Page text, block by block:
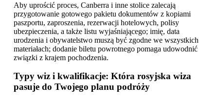
Aby uprościć proces, Canberra i inne stolice zalecają
przygotowanie gotowego pakietu dokumentów z kopiami
paszportu, zaproszenia, rezerwacji hotelowych, polisy
ubezpieczenia, a także listu wyjaśniającego; imię, data
urodzenia i obywatelstwo muszą być zgodne we wszystkich
materiałach; dodanie biletu powrotnego pomaga udowodnić
związki z krajem pochodzenia.
Typy wiz i kwalifikacje: Która rosyjska wiza
pasuje do Twojego planu podróży